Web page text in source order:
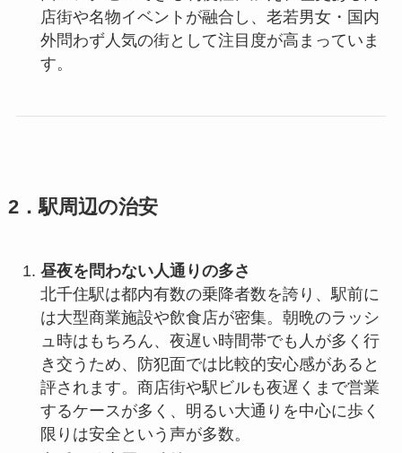
店街や名物イベントが融合し、老若男女・国内
外問わず人気の街として注目度が高まっていま
す。
2．駅周辺の治安
昼夜を問わない人通りの多さ
北千住駅は都内有数の乗降者数を誇り、駅前に
は大型商業施設や飲食店が密集。朝晩のラッシ
ュ時はもちろん、夜遅い時間帯でも人が多く行
き交うため、防犯面では比較的安心感があると
評されます。商店街や駅ビルも夜遅くまで営業
するケースが多く、明るい大通りを中心に歩く
限りは安全という声が多数。